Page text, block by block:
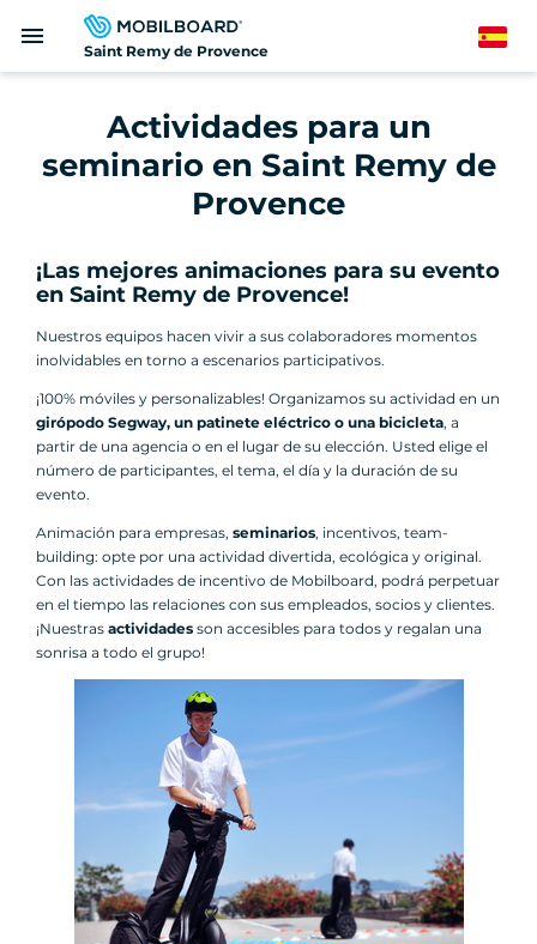
Saint Remy de Provence
menu Spanish
Actividades para un
seminario en Saint Remy de
Provence
¡Las mejores animaciones para su evento
en Saint Remy de Provence!
Nuestros equipos hacen vivir a sus colaboradores momentos
inolvidables en torno a escenarios participativos.
¡100% móviles y personalizables! Organizamos su actividad en un
girópodo Segway, un patinete eléctrico o una bicicleta, a
partir de una agencia o en el lugar de su elección. Usted elige el
número de participantes, el tema, el día y la duración de su
evento.
Animación para empresas, seminarios, incentivos, team-
building: opte por una actividad divertida, ecológica y original.
Con las actividades de incentivo de Mobilboard, podrá perpetuar
en el tiempo las relaciones con sus empleados, socios y clientes.
¡Nuestras actividades son accesibles para todos y regalan una
sonrisa a todo el grupo!